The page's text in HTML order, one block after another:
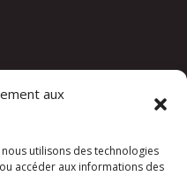
aux
utilisons des technologies
accéder aux informations des